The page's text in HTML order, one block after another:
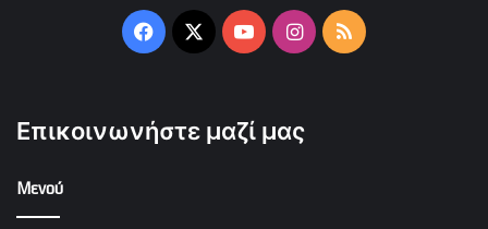
Facebook
X YouTubeInstagram
RSS
Επικοινωνήστε μαζί μας
Μενού